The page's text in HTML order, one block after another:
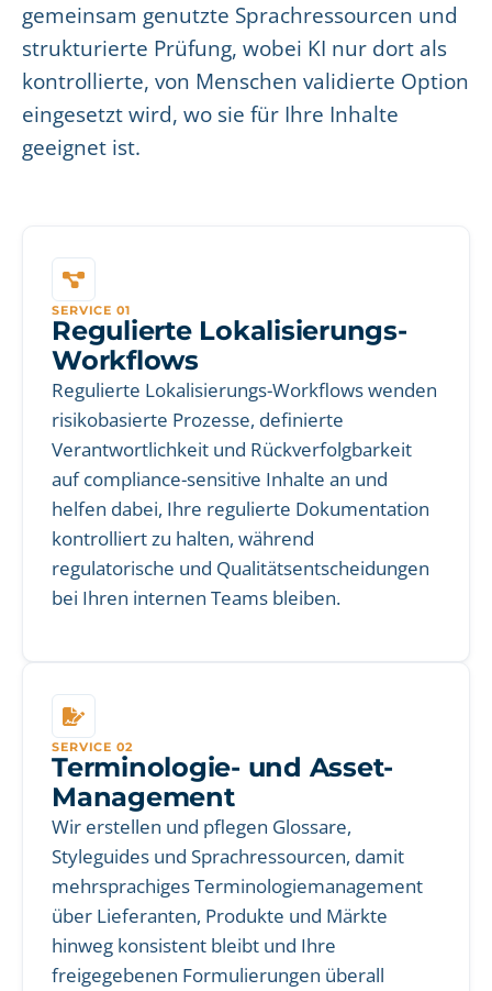
gemeinsam genutzte Sprachressourcen und
strukturierte Prüfung, wobei KI nur dort als
kontrollierte, von Menschen validierte Option
eingesetzt wird, wo sie für Ihre Inhalte
geeignet ist.
SERVICE 01
Regulierte Lokalisierungs-
Workflows
Regulierte Lokalisierungs-Workflows wenden
risikobasierte Prozesse, definierte
Verantwortlichkeit und Rückverfolgbarkeit
auf compliance-sensitive Inhalte an und
helfen dabei, Ihre regulierte Dokumentation
kontrolliert zu halten, während
regulatorische und Qualitätsentscheidungen
bei Ihren internen Teams bleiben.
SERVICE 02
Terminologie- und Asset-
Management
Wir erstellen und pflegen Glossare,
Styleguides und Sprachressourcen, damit
mehrsprachiges Terminologiemanagement
über Lieferanten, Produkte und Märkte
hinweg konsistent bleibt und Ihre
freigegebenen Formulierungen überall